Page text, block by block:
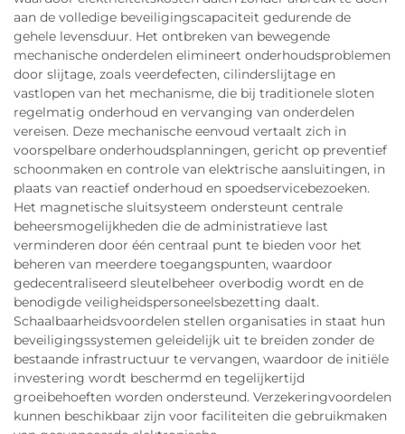
aan de volledige beveiligingscapaciteit gedurende de
gehele levensduur. Het ontbreken van bewegende
mechanische onderdelen elimineert onderhoudsproblemen
door slijtage, zoals veerdefecten, cilinderslijtage en
vastlopen van het mechanisme, die bij traditionele sloten
regelmatig onderhoud en vervanging van onderdelen
vereisen. Deze mechanische eenvoud vertaalt zich in
voorspelbare onderhoudsplanningen, gericht op preventief
schoonmaken en controle van elektrische aansluitingen, in
plaats van reactief onderhoud en spoedservicebezoeken.
Het magnetische sluitsysteem ondersteunt centrale
beheersmogelijkheden die de administratieve last
verminderen door één centraal punt te bieden voor het
beheren van meerdere toegangspunten, waardoor
gedecentraliseerd sleutelbeheer overbodig wordt en de
benodigde veiligheidspersoneelsbezetting daalt.
Schaalbaarheidsvoordelen stellen organisaties in staat hun
beveiligingssystemen geleidelijk uit te breiden zonder de
bestaande infrastructuur te vervangen, waardoor de initiële
investering wordt beschermd en tegelijkertijd
groeibehoeften worden ondersteund. Verzekeringvoordelen
kunnen beschikbaar zijn voor faciliteiten die gebruikmaken